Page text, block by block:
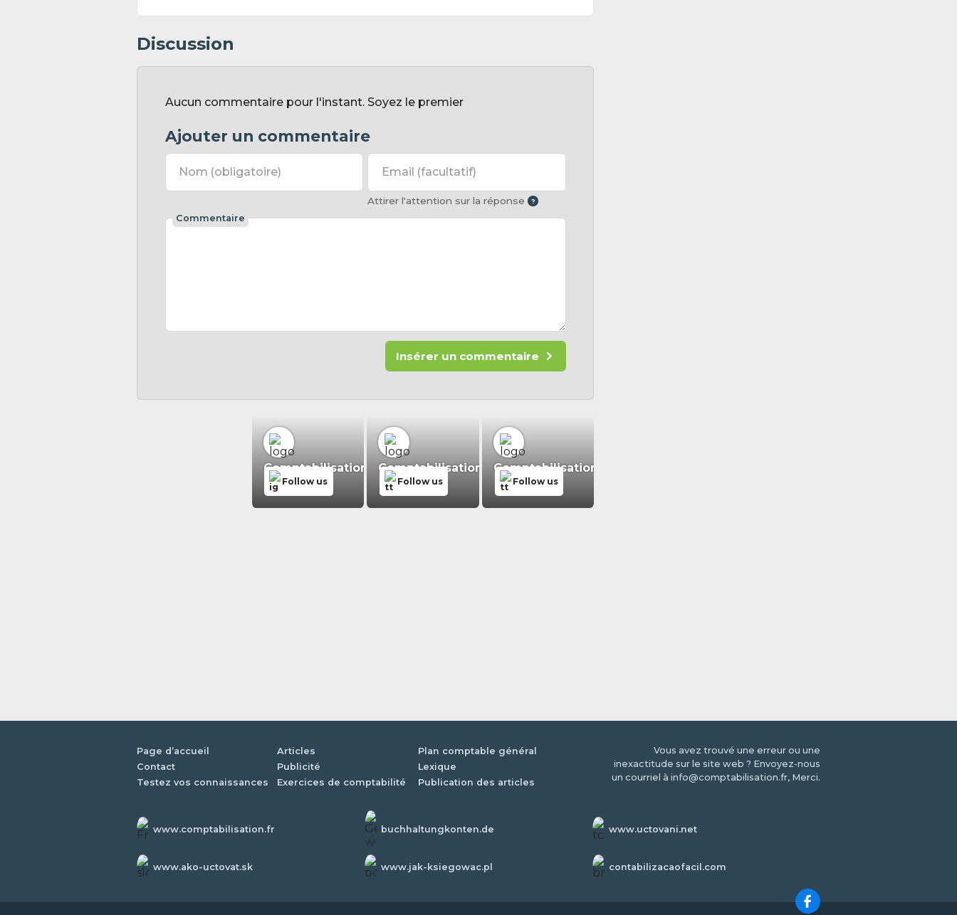
Discussion
Aucun commentaire pour l'instant. Soyez le premier
Ajouter un commentaire
Nom (obligatoire) Email (facultatif)
Attirer l'attention sur la réponse
Commentaire
Insérer un commentaire
Comptabilisation.fr
Follow us
Comptabilisation.fr
Follow us
Comptabilisation.fr
Follow us
Page d’accueil Articles
Plan comptable général
Contact
Publicité
Lexique
Testez vos connaissances
Exercices de comptabilité Publication des articles
Vous avez trouvé une erreur ou une
inexactitude sur le site web ? Envoyez-nous
un courriel à info@comptabilisation.fr, Merci.
www.comptabilisation.fr buchhaltungkonten.de www.uctovani.net
www.ako-uctovat.sk www.jak-ksiegowac.pl contabilizacaofacil.com